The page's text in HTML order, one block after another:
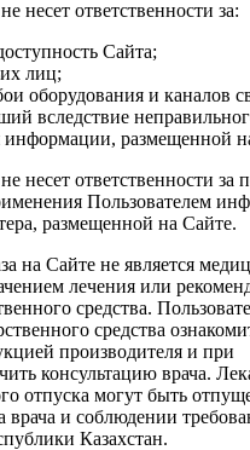
несет ответственности за:
Сайта;
лиц;
оборудования и каналов
вследствие
информации, размещенной
несет ответственности за
Пользователем
размещенной на Сайте.
на Сайте не является
лечения или
средства.
средства
производителя и при
консультацию врача.
отпуска могут быть
врача и соблюдении
Казахстан.